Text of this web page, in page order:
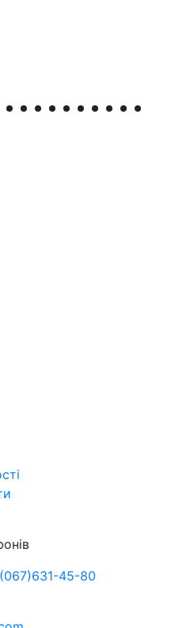
(067)631-45-80